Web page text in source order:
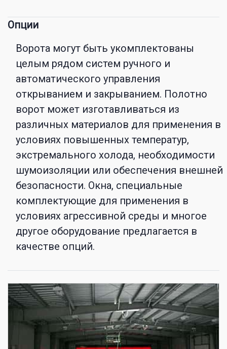
Опции
Ворота могут быть укомплектованы
целым рядом систем ручного и
автоматического управления
открыванием и закрыванием. Полотно
ворот может изготавливаться из
различных материалов для применения в
условиях повышенных температур,
экстремального холода, необходимости
шумоизоляции или обеспечения внешней
безопасности. Окна, специальные
комплектующие для применения в
условиях агрессивной среды и многое
другое оборудование предлагается в
качестве опций.